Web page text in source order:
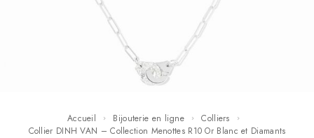
Accueil Bijouterie en ligne
Colliers
Collier DINH VAN – Collection Menottes R10 Or Blanc et Diamants